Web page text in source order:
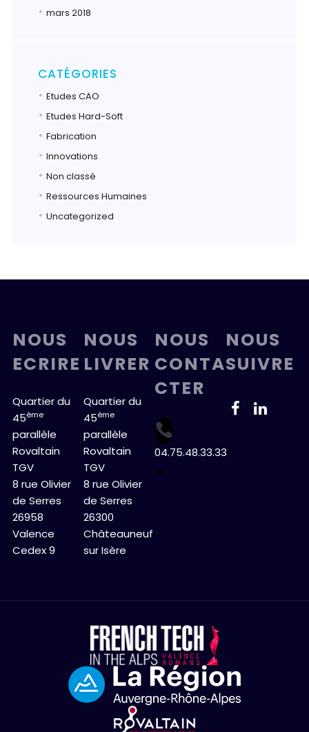
mars 2018
CATÉGORIES
Etudes CAO
Etudes Hard-Soft
Fabrication
Innovations
Non classé
Ressources Humaines
Uncategorized
NOUS
ECRIRE
Quartier du
45ème
parallèle
Rovaltain
TGV
8 rue Olivier
de Serres
26958
Valence
Cedex 9
NOUS
LIVRER
Quartier du
45ème
parallèle
Rovaltain
TGV
8 rue Olivier
de Serres
26300
Châteauneuf
sur Isère
NOUS
CONTA
CTER
04.75.48.33.33
✉
NOUS
SUIVRE